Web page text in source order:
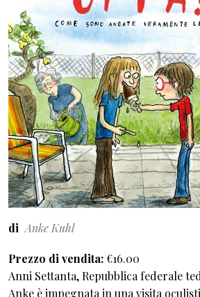
di Anke Kuhl
Prezzo di vendita €16.00
Anni Settanta, Repubblica federale
Anke è impegnata in una visita